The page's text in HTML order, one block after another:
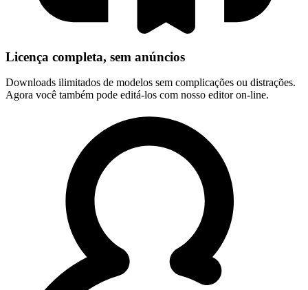
Licença completa, sem anúncios
Downloads ilimitados de modelos sem complicações ou distrações.
Agora você também pode editá-los com nosso editor on-line.